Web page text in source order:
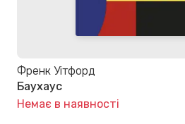
Френк Уітфорд
Баухаус
Немає в наявності